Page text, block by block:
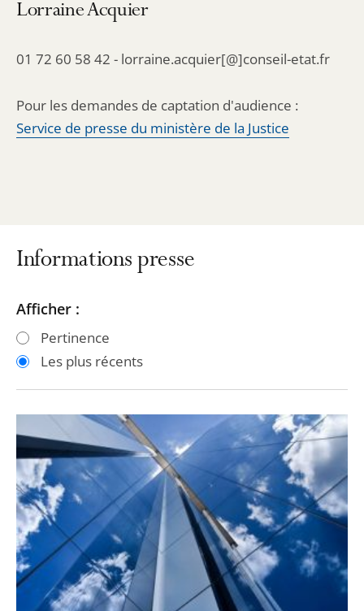
Lorraine Acquier
01 72 60 58 42 - lorraine.acquier[@]conseil-etat.fr
Pour les demandes de captation d'audience :
Service de presse du ministère de la Justice
Informations presse
Passer
les
filtres
Passer
les
filtres
Afficher :
Pertinence
Les plus récents
contre
les
jugements
relatifs
à
la
«
Tour